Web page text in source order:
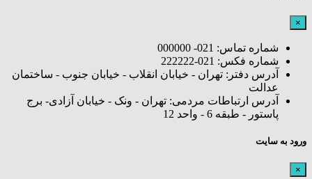
×
شماره تماس: 021- 000000
شماره فکس: 021-222222
آدرس دفتر: تهران - خیابان انقلاب - خیابان جنوب - ساختمان
عدالت
آدرس ارتباطات مردمی: تهران - ونک - خیابان آزادی- برج
پاستور - طبقه 6 - واحد 12
ورود به سایت
×